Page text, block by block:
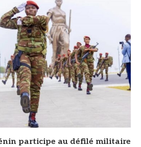
participe au défilé militaire